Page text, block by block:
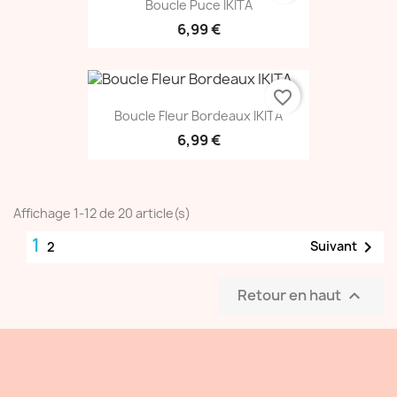
Boucle Puce IKITA
6,99 €
Boucle Fleur Bordeaux IKITA
6,99 €
favorite_border
Affichage 1-12 de 20 article(s)
1 2 Suivant 
Retour en haut 